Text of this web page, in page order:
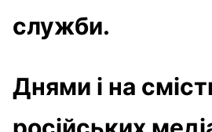
служби.
Днями і на